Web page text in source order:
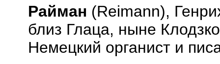
Райман (Reimann),
близ Глаца, ныне
Немецкий органист и